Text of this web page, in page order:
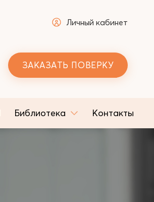
Личный кабинет
ЗАКАЗАТЬ ПОВЕРКУ
Библиотека Контакты